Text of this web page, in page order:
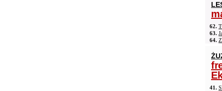
62.
63.
64.
41.